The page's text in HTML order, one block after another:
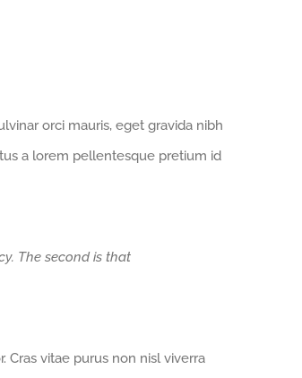
orci mauris, eget gravida nibh
a lorem pellentesque pretium id
The second is that
Cras vitae purus non nisl viverra